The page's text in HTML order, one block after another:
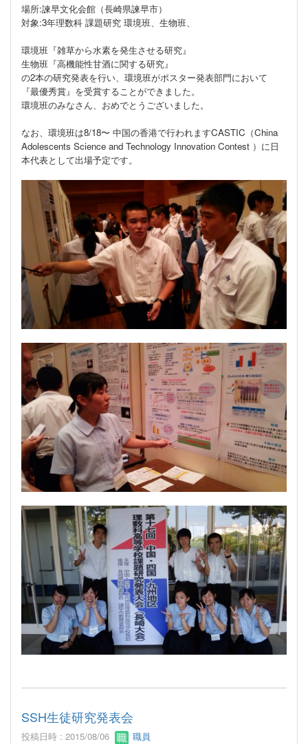
場所:諫早文化会館（長崎県諫早市）
対象:3年理数科 課題研究 環境班、生物班、
環境班『雑草から水素を発生させる研究』
生物班『高機能性甘酒に関する研究』
の2本の研究発表を行い、環境班がポスター発表部門において
『最優秀賞』を受賞することができました。
環境班のみなさん、おめでとうございました。
なお、環境班は8/18〜 中国の香港で行われますCASTIC（China
Adolescents Science and Technology Innovation Contest ）に日
本代表として出場予定です。
SSH生徒研究発表会
投稿日時 : 2015/08/06 職員